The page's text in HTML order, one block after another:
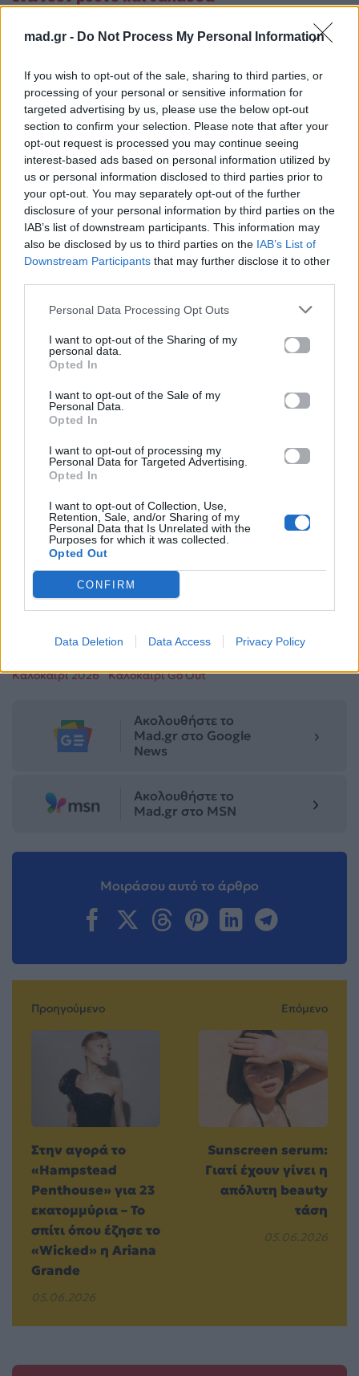
mad.gr - Do Not Process My Personal Information
If you wish to opt-out of the sale, sharing to third parties, or
processing of your personal or sensitive information for
targeted advertising by us, please use the below opt-out
section to confirm your selection. Please note that after your
opt-out request is processed you may continue seeing
interest-based ads based on personal information utilized by
us or personal information disclosed to third parties prior to
your opt-out. You may separately opt-out of the further
disclosure of your personal information by third parties on the
IAB’s list of downstream participants. This information may
also be disclosed by us to third parties on the IAB’s List of
Downstream Participants that may further disclose it to other
Personal Data Processing Opt Outs
I want to opt-out of the Sharing of my
personal data.
Opted In
I want to opt-out of the Sale of my
Personal Data.
Opted In
I want to opt-out of processing my
Personal Data for Targeted Advertising.
Opted In
I want to opt-out of Collection, Use,
Retention, Sale, and/or Sharing of my
Personal Data that Is Unrelated with the
Purposes for which it was collected.
Opted Out
CONFIRM
Data Deletion Data Access Privacy Policy
Για σχόλια, μηνύματα ή φωτογραφικό υλικό
σχετικά με τοMad.gr, επισκεφτείτε μας στο
ακολουθήστε μας στοInstagram
Καλοκαίρι 2026 Καλοκαίρι Go Out
Ακολουθήστε το
Mad.gr στο Google
News
Ακολουθήστε το
Mad.gr στο MSN
Μοιράσου αυτό το άρθρο
Προηγούμενο
Στην αγορά το
«Hampstead
Penthouse» για 23
εκατομμύρια – Το
σπίτι όπου έζησε το
«Wicked» η Ariana
Grande
05.06.2026
Επόμενο
Sunscreen serum:
Γιατί έχουν γίνει η
απόλυτη beauty
τάση
05.06.2026